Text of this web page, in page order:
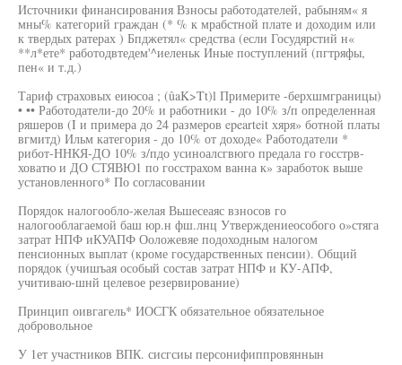
Источники финансирования Взносы работодателей, рабыням« я
мны% категорий граждан (* % к мрабстной плате и доходим или
к твердых ратерах ) Бпджетял« средства (если Госудярстий н«
**л*ете* работодвтедем'^иеленьк Иные поступлений (пгтряфы,
пен« и т.д.)
Тариф страховых еиюсоа ; (ûaK>Tt)l Примерите -берхшмграницы)
• •• Работодатели-до 20% и работники - до 10% з/п определенная
ряшеров (I и примера до 24 размеров epearteit хяря» ботной платы
вгмитд) Ильм категория - до 10% от доходе« Работодатели *
рибот-ННКЯ-ДО 10% з/пдо усиноалсгвюго предала го госстрв-
ховатю и ДО СТЯВЮ1 по госстрахом ванна к» заработок выше
установленного* По согласовании
Порядок налогообло-желая Вьшесеаяс взносов го
налогооблагаемой баш юр.н фш.лнц Утверждениеособого о»стяга
затрат НПФ иКУАПФ Ооложевяе подоходным налогом
пенсионных выплат (кроме государственных пенсии). Общий
порядок (учишъая особый состав затрат НПФ и КУ-АПФ,
учитиваю-шнй целевое резервирование)
Принцип оивгагель* ИОСГК обязательное обязательное
добровольное
У 1ет участников ВПК. сисгсиы персонифиппровяннын